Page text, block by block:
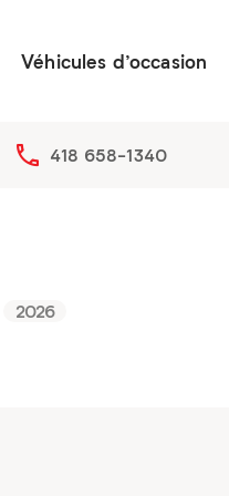
Véhicules d’occasion
418 658-1340
2026